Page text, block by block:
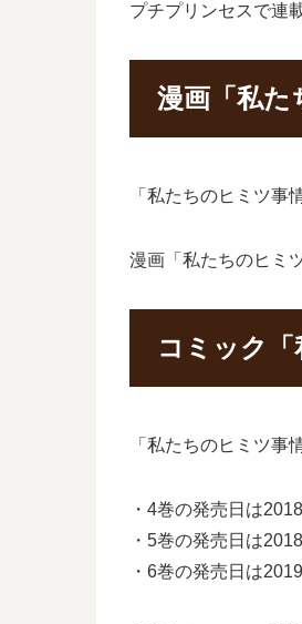
プチプリンセスで連
漫画「私た
「私たちのヒミツ
漫画「私たちのヒミ
コミック
「私たちのヒミツ
・4巻の発売日は
・5巻の発売日は
・6巻の発売日は